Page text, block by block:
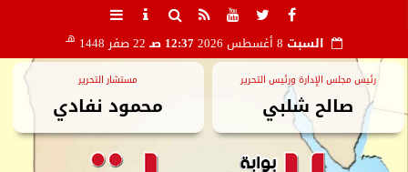
السبت 12:37 صـ 22 صفر 1448 هـ
رئيس مجلس الإدارة ورئيس التحرير
صالح شلبي
مستشار التحرير
محمود نفادي